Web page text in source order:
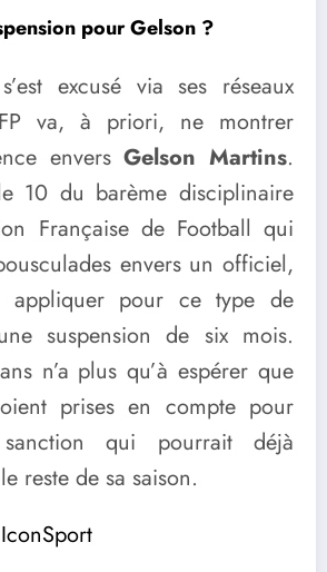
pour Gelson ?
excusé via ses réseaux
va, à priori, ne montrer
enversGelson Martins.
10 du barème disciplinaire
Française de Football qui
envers un officiel,
appliquer pour ce type de
suspension de six mois.
n’a plus qu’à espérer que
prises en compte pour
qui pourrait déjà
reste de sa saison.
IconSport